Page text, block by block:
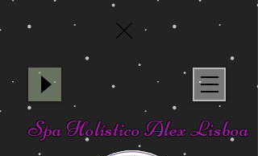
Spa Holístico Alex Lisboa